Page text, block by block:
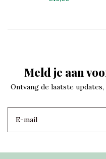
Meld je aan
Ontvang de laatste